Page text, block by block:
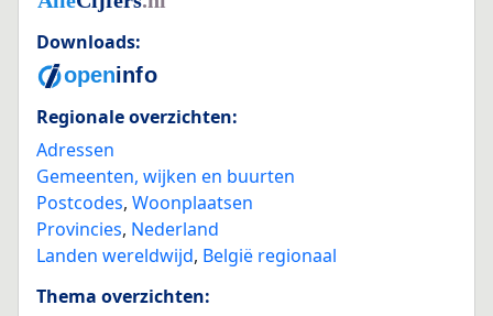
Downloads:
Regionale overzichten:
Adressen
Gemeenten, wijken en buurten
Postcodes, Woonplaatsen
Provincies, Nederland
Landen wereldwijd, België regionaal
Thema overzichten: